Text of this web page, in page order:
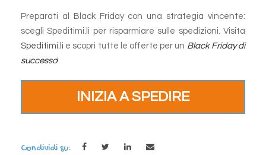
Preparati al Black Friday con una strategia vincente:
scegli Speditimi.li per risparmiare sulle spedizioni. Visita
Speditimi.li e scopri tutte le offerte per un Black Friday di
successo!
INIZIA A SPEDIRE
Condividi su: